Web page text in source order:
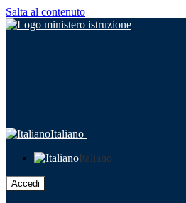
Salta al contenuto
Italiano
Italiano
Accedi